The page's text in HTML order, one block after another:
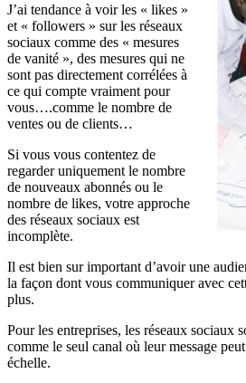
J’ai tendance à voir les « likes »
et « followers » sur les réseaux
sociaux comme des « mesures
de vanité », des mesures qui ne
sont pas directement corrélées à
ce qui compte vraiment pour
vous….comme le nombre de
ventes ou de clients…
Si vous vous contentez de
regarder uniquement le nombre
de nouveaux abonnés ou le
nombre de likes, votre approche
des réseaux sociaux est
incomplète.
Il est bien sur important d’avoir une
la façon dont vous communiquer avec
plus.
Pour les entreprises, les réseaux sociaux
comme le seul canal où leur message
échelle.